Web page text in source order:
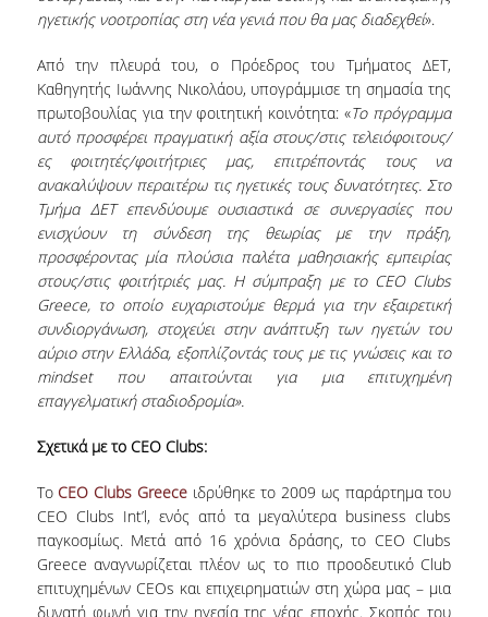
ηγετικής νοοτροπίας στη νέα γενιά που θα μας διαδεχθεί».
Από την πλευρά του, ο Πρόεδρος του Τμήματος ΔΕΤ,
Καθηγητής Ιωάννης Νικολάου, υπογράμμισε τη σημασία της
πρωτοβουλίας για την φοιτητική κοινότητα: «Το πρόγραμμα
αυτό προσφέρει πραγματική αξία στους/στις τελειόφοιτους/
ες φοιτητές/φοιτήτριες μας, επιτρέποντάς τους να
ανακαλύψουν περαιτέρω τις ηγετικές τους δυνατότητες. Στο
Τμήμα ΔΕΤ επενδύουμε ουσιαστικά σε συνεργασίες που
ενισχύουν τη σύνδεση της θεωρίας με την πράξη,
προσφέροντας μία πλούσια παλέτα μαθησιακής εμπειρίας
στους/στις φοιτήτριές μας. Η σύμπραξη με το CEO Clubs
Greece, το οποίο ευχαριστούμε θερμά για την εξαιρετική
συνδιοργάνωση, στοχεύει στην ανάπτυξη των ηγετών του
αύριο στην Ελλάδα, εξοπλίζοντάς τους με τις γνώσεις και το
mindset που απαιτούνται για μια επιτυχημένη
επαγγελματική σταδιοδρομία».
Σχετικά με το CEO Clubs:
Το CEO Clubs Greece ιδρύθηκε το 2009 ως παράρτημα του
CEO Clubs Int’l, ενός από τα μεγαλύτερα business clubs
παγκοσμίως. Μετά από 16 χρόνια δράσης, το CEO Clubs
Greece αναγνωρίζεται πλέον ως το πιο προοδευτικό Club
επιτυχημένων CEOs και επιχειρηματιών στη χώρα μας – μια
δυνατή φωνή για την ηγεσία της νέας εποχής. Σκοπός του